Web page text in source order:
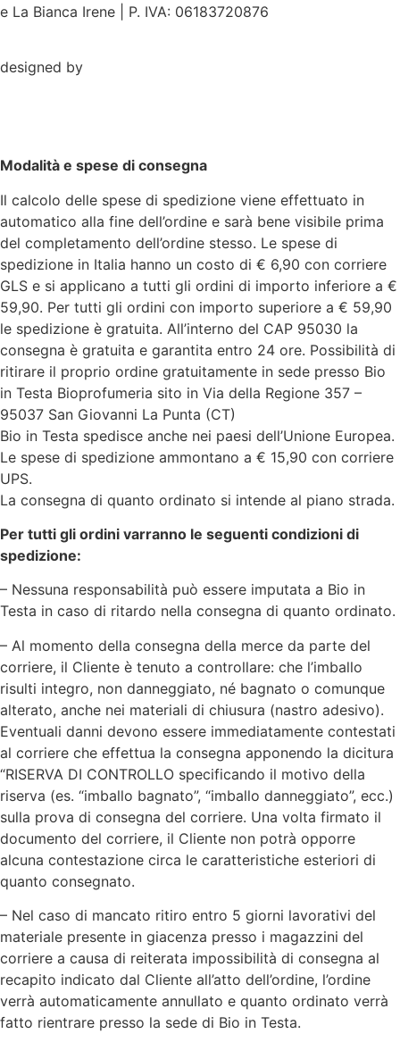
e La Bianca Irene | P. IVA: 06183720876
designed by
Modalità e spese di consegna
Il calcolo delle spese di spedizione viene effettuato in
automatico alla fine dell’ordine e sarà bene visibile prima
del completamento dell’ordine stesso. Le spese di
spedizione in Italia hanno un costo di € 6,90 con corriere
GLS e si applicano a tutti gli ordini di importo inferiore a €
59,90. Per tutti gli ordini con importo superiore a € 59,90
le spedizione è gratuita. All’interno del CAP 95030 la
consegna è gratuita e garantita entro 24 ore. Possibilità di
ritirare il proprio ordine gratuitamente in sede presso Bio
in Testa Bioprofumeria sito in Via della Regione 357 –
95037 San Giovanni La Punta (CT)
Bio in Testa spedisce anche nei paesi dell’Unione Europea.
Le spese di spedizione ammontano a € 15,90 con corriere
UPS.
La consegna di quanto ordinato si intende al piano strada.
Per tutti gli ordini varranno le seguenti condizioni di
spedizione:
– Nessuna responsabilità può essere imputata a Bio in
Testa in caso di ritardo nella consegna di quanto ordinato.
– Al momento della consegna della merce da parte del
corriere, il Cliente è tenuto a controllare: che l’imballo
risulti integro, non danneggiato, né bagnato o comunque
alterato, anche nei materiali di chiusura (nastro adesivo).
Eventuali danni devono essere immediatamente contestati
al corriere che effettua la consegna apponendo la dicitura
“RISERVA DI CONTROLLO specificando il motivo della
riserva (es. “imballo bagnato”, “imballo danneggiato”, ecc.)
sulla prova di consegna del corriere. Una volta firmato il
documento del corriere, il Cliente non potrà opporre
alcuna contestazione circa le caratteristiche esteriori di
quanto consegnato.
– Nel caso di mancato ritiro entro 5 giorni lavorativi del
materiale presente in giacenza presso i magazzini del
corriere a causa di reiterata impossibilità di consegna al
recapito indicato dal Cliente all’atto dell’ordine, l’ordine
verrà automaticamente annullato e quanto ordinato verrà
fatto rientrare presso la sede di Bio in Testa.